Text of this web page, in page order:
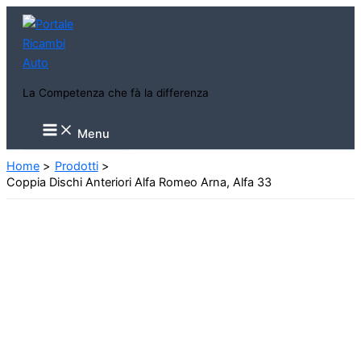
contenuto
La Competenza che fà la differenza
Main
Menu Menu
Home
Prodotti
Coppia Dischi Anteriori Alfa Romeo Arna, Alfa 33